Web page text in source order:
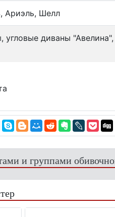
Ариэль, Шелл
диваны "Авелина",
и группами